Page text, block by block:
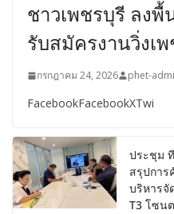
ชาวเพชรบุรี ลง
รับสมัครงานวิ่งเ
กรกฎาคม 24, 2026 phet-
FacebookFacebookXTwi
ประชุม
สรุปการ
บริหารจั
T3 โซน